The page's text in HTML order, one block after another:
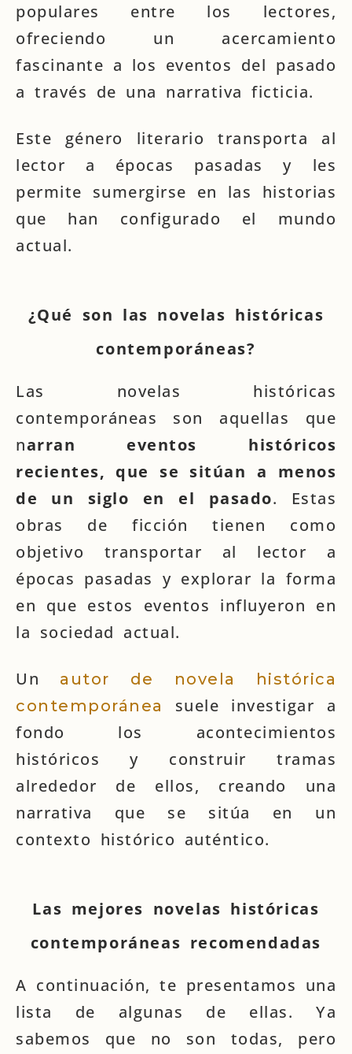
populares entre los lectores,
ofreciendo un acercamiento
fascinante a los eventos del pasado
a través de una narrativa ficticia.
Este género literario transporta al
lector a épocas pasadas y les
permite sumergirse en las historias
que han configurado el mundo
actual.
¿Qué son las novelas históricas
contemporáneas?
Las novelas históricas
contemporáneas son aquellas que
narran eventos históricos
recientes, que se sitúan a menos
de un siglo en el pasado. Estas
obras de ficción tienen como
objetivo transportar al lector a
épocas pasadas y explorar la forma
en que estos eventos influyeron en
la sociedad actual.
Un
autor de novela histórica
contemporánea
suele investigar a
fondo los acontecimientos
históricos y construir tramas
alrededor de ellos, creando una
narrativa que se sitúa en un
contexto histórico auténtico.
Las mejores novelas históricas
contemporáneas recomendadas
A continuación, te presentamos una
lista de algunas de ellas. Ya
sabemos que no son todas, pero